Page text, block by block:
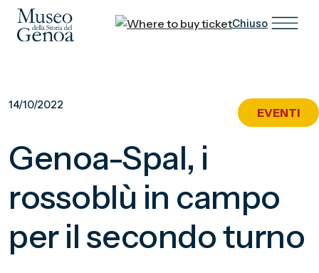
Chiuso
14/10/2022
EVENTI
Genoa-Spal, i
rossoblù in campo
per il secondo turno